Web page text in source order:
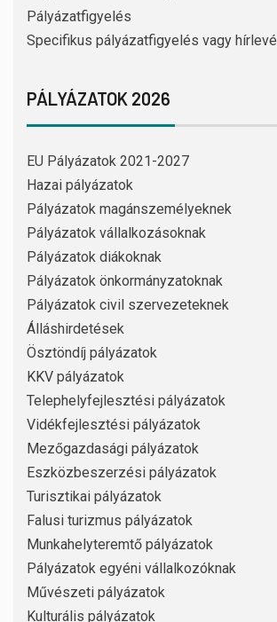
Pályázatfigyelés
Specifikus pályázatfigyelés vagy hírlevél
PÁLYÁZATOK 2026
EU Pályázatok 2021-2027
Hazai pályázatok
Pályázatok magánszemélyeknek
Pályázatok vállalkozásoknak
Pályázatok diákoknak
Pályázatok önkormányzatoknak
Pályázatok civil szervezeteknek
Álláshirdetések
Ösztöndíj pályázatok
KKV pályázatok
Telephelyfejlesztési pályázatok
Vidékfejlesztési pályázatok
Mezőgazdasági pályázatok
Eszközbeszerzési pályázatok
Turisztikai pályázatok
Falusi turizmus pályázatok
Munkahelyteremtő pályázatok
Pályázatok egyéni vállalkozóknak
Művészeti pályázatok
Kulturális pályázatok